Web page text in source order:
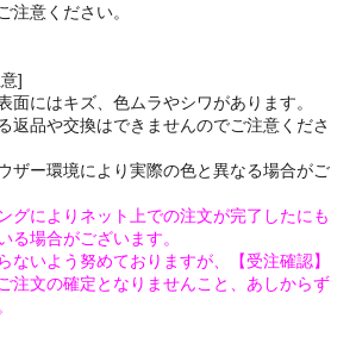
注意ください。
意]
面にはキズ、色ムラやシワがあります。
返品や交換はできませんのでご注意くださ
ザー環境により実際の色と異なる場合がご
グによりネット上での注文が完了したにも
る場合がございます。
ないよう努めておりますが、【受注確認】
注文の確定となりませんこと、あしからず